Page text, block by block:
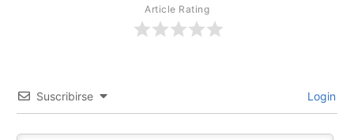
Article Rating
Suscribirse Login